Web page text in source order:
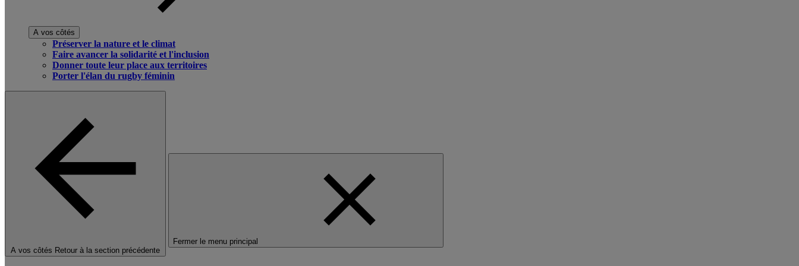
A vos côtés
Préserver la nature et le climat
Faire avancer la solidarité et l'inclusion
Donner toute leur place aux territoires
Porter l'élan du rugby féminin
A vos côtés Retour à la section précédente
Fermer le menu principal